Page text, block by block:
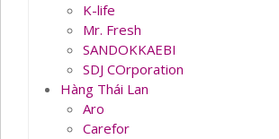
K-life
Mr. Fresh
SANDOKKAEBI
SDJ COrporation
Hàng Thái Lan
Aro
Carefor